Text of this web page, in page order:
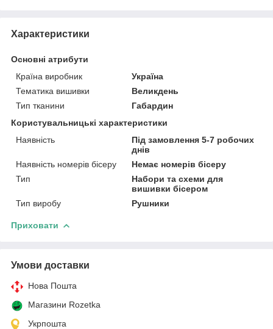
Характеристики
Основні атрибути
Країна виробник
Україна
Тематика вишивки
Великдень
Тип тканини
Габардин
Користувальницькі характеристики
Наявність
Під замовлення 5-7 робочих
днів
Наявність номерів бісеру
Немає номерів бісеру
Тип
Набори та схеми для
вишивки бісером
Тип виробу
Рушники
Приховати
Умови доставки
Нова Пошта
Магазини Rozetka
Укрпошта